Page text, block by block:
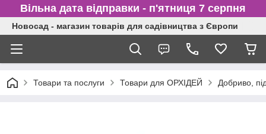
Вільна дата відправки - п'ятниця 7 серпня
Новосад - магазин товарів для садівництва з Європи
Товари та послуги Товари для ОРХІДЕЙ Добриво,